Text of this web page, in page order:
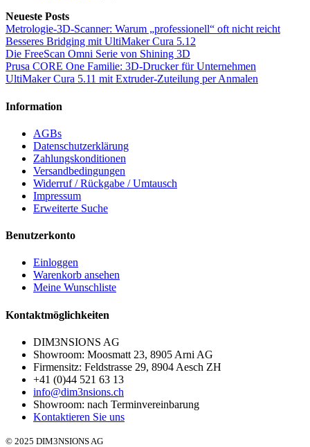
Neueste Posts
Metrologie-3D-Scanner: Warum „professionell“ oft nicht reicht
Besseres Bridging mit UltiMaker Cura 5.12
Die FreeScan Omni Serie von Shining 3D
Prusa CORE One Familie: 3D-Drucker für Unternehmen
UltiMaker Cura 5.11 mit Extruder-Zuteilung per Anmalen
Information
AGBs
Datenschutzerklärung
Zahlungskonditionen
Versandbedingungen
Widerruf / Rückgabe / Umtausch
Impressum
Erweiterte Suche
Benutzerkonto
Einloggen
Warenkorb ansehen
Meine Wunschliste
Kontaktmöglichkeiten
DIM3NSIONS AG
Showroom: Moosmatt 23, 8905 Arni AG
Firmensitz: Feldstrasse 29, 8904 Aesch ZH
+41 (0)44 521 63 13
info@dim3nsions.ch
Showroom: nach Terminvereinbarung
Kontaktieren Sie uns
© 2025 DIM3NSIONS AG